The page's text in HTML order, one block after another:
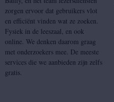
zorgen ervoor dat gebruikers vlot
en efficiënt vinden wat ze zoeken.
Fysiek in de leeszaal, en ook
online. We denken daarom graag
met onderzoekers mee. De meeste
services die we aanbieden zijn zelfs
gratis.